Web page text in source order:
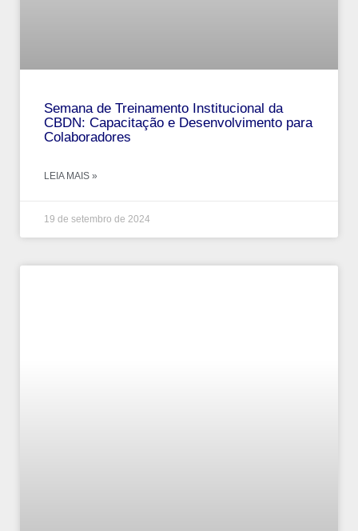
Semana de Treinamento Institucional da
CBDN: Capacitação e Desenvolvimento para
Colaboradores
LEIA MAIS »
19 de setembro de 2024